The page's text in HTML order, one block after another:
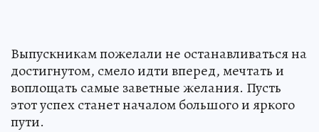
Выпускникам пожелали не останавливаться на
достигнутом, смело идти вперед, мечтать и
воплощать самые заветные желания. Пусть
этот успех станет началом большого и яркого
пути.